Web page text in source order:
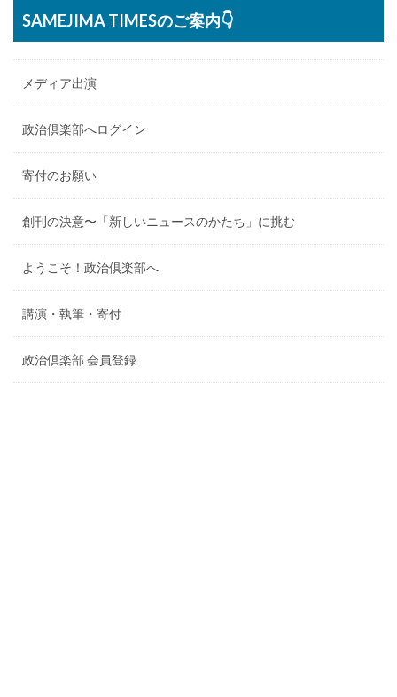
SAMEJIMA TIMESのご案内👇
メディア出演
政治倶楽部へログイン
寄付のお願い
創刊の決意〜「新しいニュースのかたち」に挑む
ようこそ！政治倶楽部へ
講演・執筆・寄付
政治倶楽部 会員登録